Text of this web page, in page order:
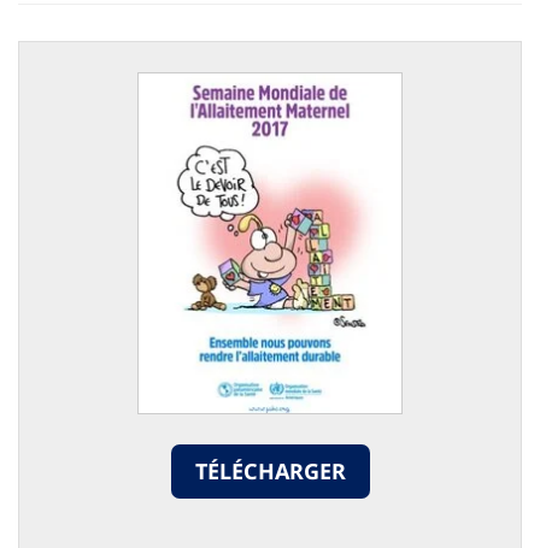
TÉLÉCHARGER